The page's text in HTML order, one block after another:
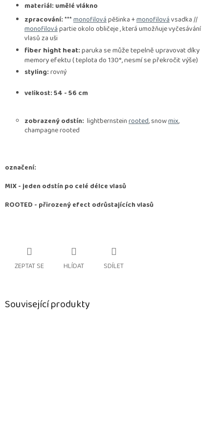
materiál: umělé vlákno
zpracování:***monofilovápěšinka +monofilovávsadka //
monofilovápartie okolo obličeje , která umožňuje vyčesávání
vlasů za uši
fiber hight heat:paruka se může tepelně upravovat díky
memory efektu ( teplota do 130°, nesmí se překročit výše)
styling:rovný
velikost: 54 - 56 cm
zobrazený odstín: lightbernsteinrooted, snowmix,
champagne rooted
označení:
MIX- jeden odstín po celé délce vlasů
ROOTED - přirozený efect odrůstajících vlasů
ZEPTAT SE HLÍDAT SDÍLET
Související produkty